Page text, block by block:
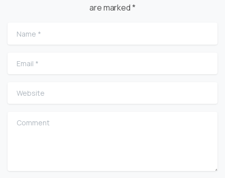
are marked *
Name
Email
Website
Comment